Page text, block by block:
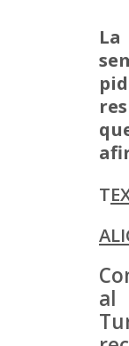
T
al